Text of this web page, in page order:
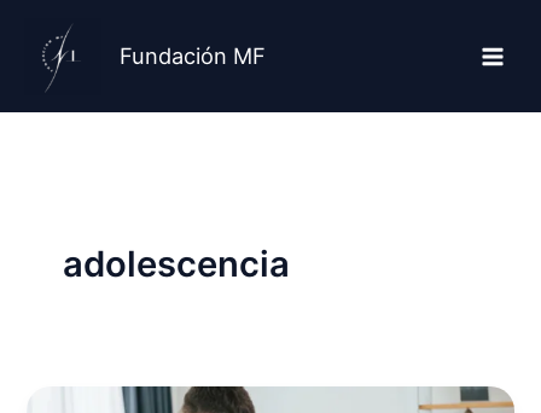
contenido
Fundación MF
adolescencia